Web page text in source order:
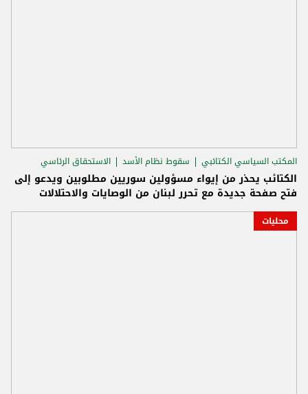
المكتب السياسي الكتائبي سقوط نظام الأسد الاستحقاق الرئاسي
الكتائب يحذر من إيواء مسؤولين سوريين مطلوبين ويدعو إلى
فتح صفحة جديدة مع تحرر لبنان من الوصايات والاحتلالات
محليات